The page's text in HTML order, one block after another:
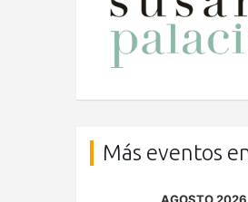
Más eventos
AGOSTO 2026